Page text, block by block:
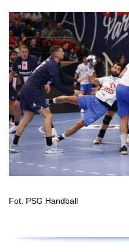
Fot. PSG Handball